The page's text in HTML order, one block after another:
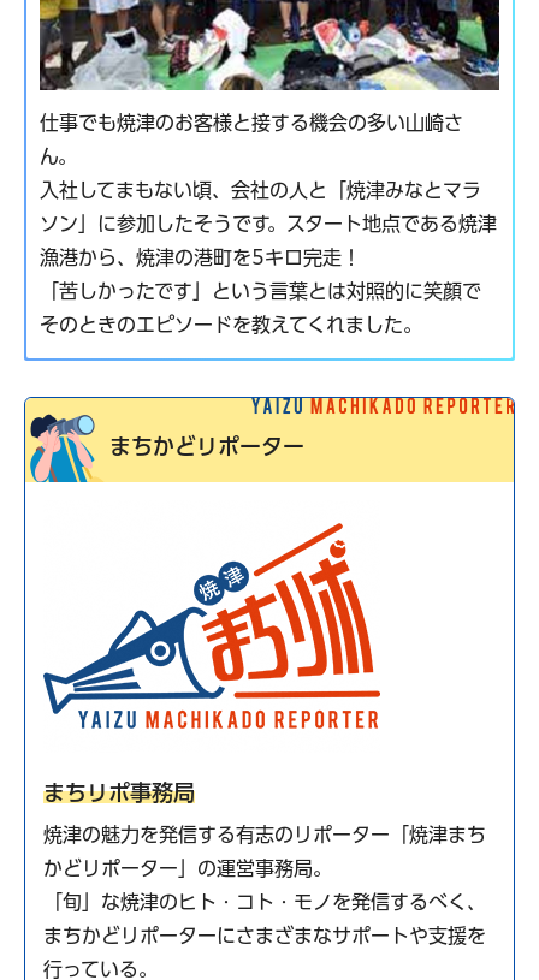
仕事でも焼津のお客様と接する機会の多い山崎さ
ん。
入社してまもない頃、会社の人と「焼津みなとマラ
ソン」に参加したそうです。スタート地点である焼津
漁港から、焼津の港町を5キロ完走！
「苦しかったです」という言葉とは対照的に笑顔で
そのときのエピソードを教えてくれました。
まちかどリポーター
まちリポ事務局
焼津の魅力を発信する有志のリポーター「焼津まち
かどリポーター」の運営事務局。
「旬」な焼津のヒト・コト・モノを発信するべく、
まちかどリポーターにさまざまなサポートや支援を
行っている。